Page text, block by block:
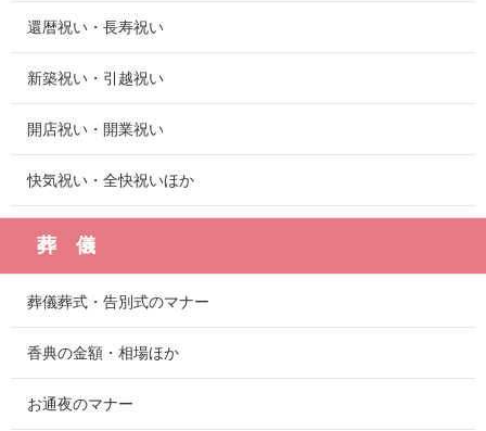
還暦祝い・長寿祝い
新築祝い・引越祝い
開店祝い・開業祝い
快気祝い・全快祝いほか
葬 儀
葬儀葬式・告別式のマナー
香典の金額・相場ほか
お通夜のマナー